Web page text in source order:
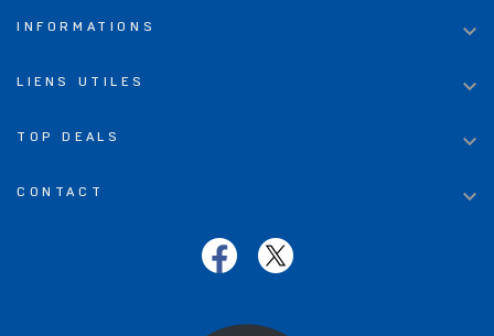
INFORMATIONS 
LIENS UTILES 
TOP DEALS 
CONTACT 